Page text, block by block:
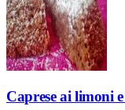
Caprese ai limoni